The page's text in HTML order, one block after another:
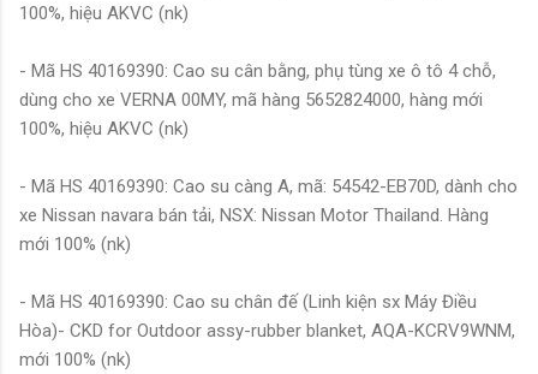
100%, hiệu AKVC (nk)
- Mã HS 40169390: Cao su cân bằng, phụ tùng xe ô tô 4 chỗ,
dùng cho xe VERNA 00MY, mã hàng 5652824000, hàng mới
100%, hiệu AKVC (nk)
- Mã HS 40169390: Cao su càng A, mã: 54542-EB70D, dành cho
xe Nissan navara bán tải, NSX: Nissan Motor Thailand. Hàng
mới 100% (nk)
- Mã HS 40169390: Cao su chân đế (Linh kiện sx Máy Điều
Hòa)- CKD for Outdoor assy-rubber blanket, AQA-KCRV9WNM,
mới 100% (nk)